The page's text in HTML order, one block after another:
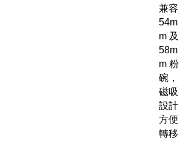
兼容
54m
m 及
58m
m 粉
碗，
磁吸
設計
方便
轉移